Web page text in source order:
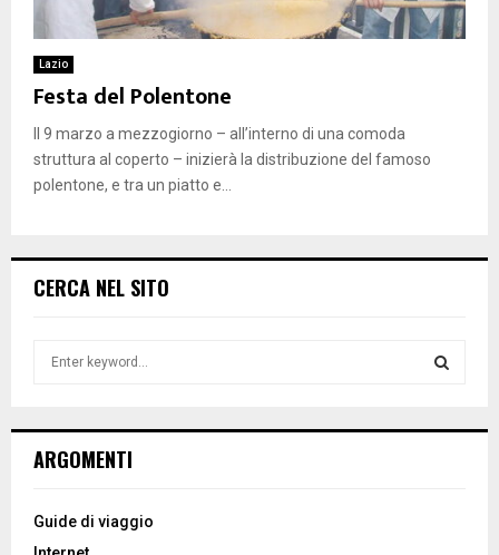
Lazio
Festa del Polentone
Il 9 marzo a mezzogiorno – all’interno di una comoda
struttura al coperto – inizierà la distribuzione del famoso
polentone, e tra un piatto e...
CERCA NEL SITO
h
o
ARGOMENTI
Guide di viaggio